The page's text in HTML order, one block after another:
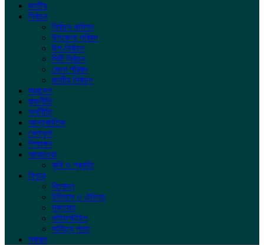
জাতীয়
নির্বাচন
নির্বাচন কমিশন
উপজেলা পরিষদ
উপ-নির্বাচন
সিটি নির্বাচন
জেলা পরিষদ
জাতীয় নির্বাচন
সারাদেশ
রাজনীতি
অর্থনীতি
আন্তর্জাতিক
খেলাধুলা
শিক্ষাঙ্গন
আবহাওয়া
কৃষি ও প্রকৃতি
ফিচার
বিনোদন
ইতিহাস ও ঐতিহ্য
মুক্তমত
লাইফস্টাইল
সাহিত্য পাতা
স্বাস্থ্য